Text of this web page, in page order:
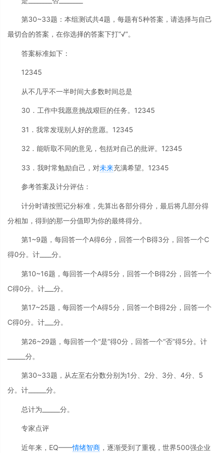
第30~33题：本组测试共4题，每题有5种答案，请选择与自己
最切合的答案，在你选择的答案下打“√”。
答案标准如下：
12345
从不几乎不一半时间大多数时间总是
30．工作中我愿意挑战艰巨的任务。12345
31．我常发现别人好的意愿。12345
32．能听取不同的意见，包括对自己的批评。12345
33．我时常勉励自己，对未来充满希望。12345
参考答案及计分评估：
计分时请按照记分标准，先算出各部分得分，最后将几部分得
分相加，得到的那一分值即为你的最终得分。
第1~9题，每回答一个A得6分，回答一个B得3分，回答一个C
得0分。计____分。
第10~16题，每回答一个A得5分，回答一个B得2分，回答一个
C得0分。计___分。
第17~25题，每回答一个A得5分，回答一个B得2分，回答一个
C得0分。计___分。
第26~29题，每回答一个“是”得0分，回答一个“否”得5分。计
______分。
第30~33题，从左至右分数分别为1分、2分、3分、4分、5
分。计______分。
总计为______分。
专家点评
近年来，EQ——情绪智商 ，逐渐受到了重视，世界500强企业